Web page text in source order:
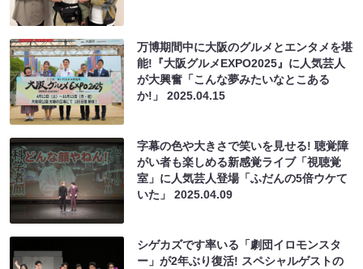
万博期間中に大阪のグルメとエンタメを堪
能!『大阪グルメEXPO2025』に人気芸人
が大興奮「こんな夢みたいなとこある
か!」2025.04.15
字幕の色や大きさで笑いを見せる! 聴覚障
がい者も楽しめる新感覚ライブ「視聴覚
室」に人気芸人登場「ふだんの5倍ウケて
いた」2025.04.09
シゲカズです率いる「劇団イロモンスタ
ー」が2年ぶり復活! スペシャルゲストの